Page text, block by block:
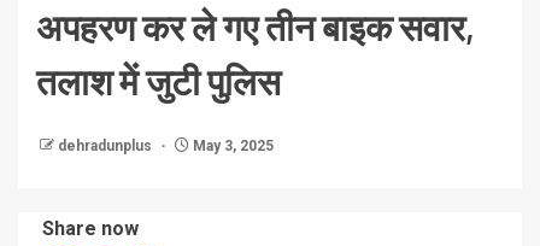
अपहरण कर ले गए तीन बाइक सवार,
तलाश में जुटी पुलिस
dehradunplus May 3, 2025
Share now